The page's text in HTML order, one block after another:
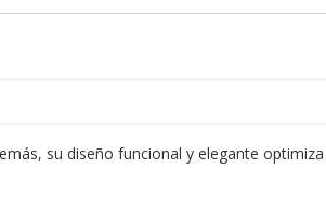
estas funcionalidades en sus líneas de
interesados en productos relacionados,
su diseño funcional y elegante